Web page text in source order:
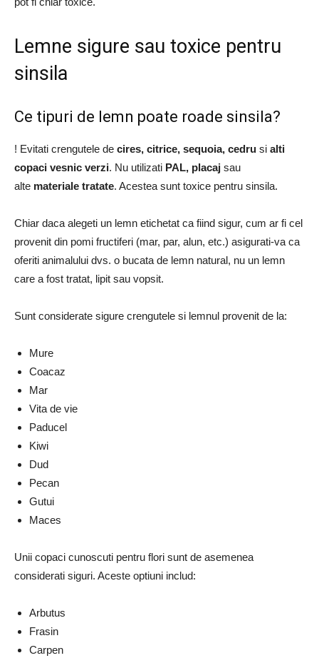
Lemne sigure sau toxice pentru
sinsila
Ce tipuri de lemn poate roade sinsila?
! Evitati crengutele de cires, citrice, sequoia, cedru si alti
copaci vesnic verzi. Nu utilizati PAL, placaj sau
alte materiale tratate. Acestea sunt toxice pentru sinsila.
Chiar daca alegeti un lemn etichetat ca fiind sigur, cum ar fi cel
provenit din pomi fructiferi (mar, par, alun, etc.) asigurati-va ca
oferiti animalului dvs. o bucata de lemn natural, nu un lemn
care a fost tratat, lipit sau vopsit.
Sunt considerate sigure crengutele si lemnul provenit de la:
Mure
Coacaz
Mar
Vita de vie
Paducel
Kiwi
Dud
Pecan
Gutui
Maces
Unii copaci cunoscuti pentru flori sunt de asemenea
considerati siguri. Aceste optiuni includ:
Arbutus
Frasin
Carpen